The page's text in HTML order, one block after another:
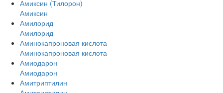
Амиксин (Тилорон)
Амиксин
Амилорид
Амилорид
Аминокапроновая кислота
Аминокапроновая кислота
Амиодарон
Амиодарон
Амитриптилин